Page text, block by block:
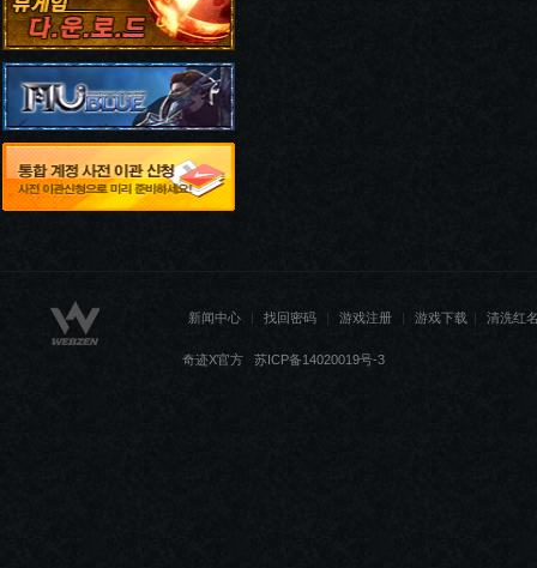
新闻中心 | 找回密码 | 游戏注册 | 游戏下载 | 清洗红
奇迹X官方 苏ICP备14020019号-3